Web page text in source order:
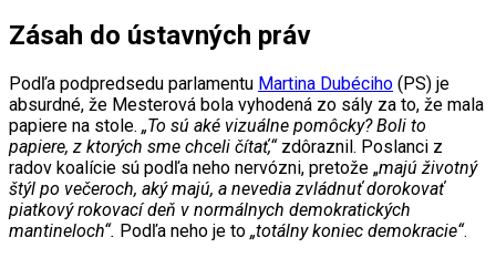
Zásah do ústavných práv
Podľa podpredsedu parlamentu Martina Dubéciho (PS) je
absurdné, že Mesterová bola vyhodená zo sály za to, že mala
papiere na stole. „To sú aké vizuálne pomôcky? Boli to
papiere, z ktorých sme chceli čítať,“ zdôraznil. Poslanci z
radov koalície sú podľa neho nervózni, pretože „majú životný
štýl po večeroch, aký majú, a nevedia zvládnuť dorokovať
piatkový rokovací deň v normálnych demokratických
mantineloch“. Podľa neho je to „totálny koniec demokracie“.